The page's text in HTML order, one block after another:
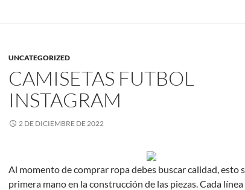
UNCATEGORIZED
CAMISETAS FUTBOL
INSTAGRAM
2 DE DICIEMBRE DE 2022
Al momento de comprar ropa debes buscar calidad, esto
primera mano en la construcción de las piezas. Cada